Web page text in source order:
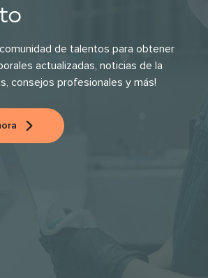
de talentos para obtener
actualizadas, noticias de la
consejos profesionales y más!